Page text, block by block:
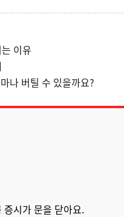
이유
나 버틸 수 있을까요?
시가 문을 닫아요.